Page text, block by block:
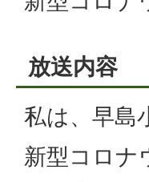
放送内容
私は、早島
新型コロナ